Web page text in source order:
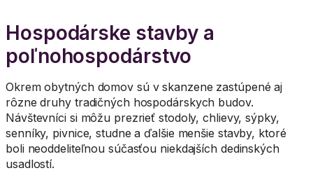
Hospodárske stavby a
poľnohospodárstvo
Okrem obytných domov sú v skanzene zastúpené aj
rôzne druhy tradičných hospodárskych budov.
Návštevníci si môžu prezrieť stodoly, chlievy, sýpky,
senníky, pivnice, studne a ďalšie menšie stavby, ktoré
boli neoddeliteľnou súčasťou niekdajších dedinských
usadlostí.